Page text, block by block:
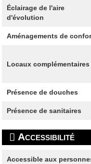
Éclairage de l'aire
d'évolution
Aménagements de
Locaux complémentaires
Présence de douches
Présence de sanitaires
Accessibilité
Accessible aux